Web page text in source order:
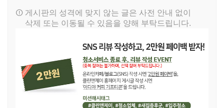
게시판의 성격에 맞지 않는 글은 사전 안내 없이
삭제 또는 이동될 수 있음을 양해 부탁드립니다.